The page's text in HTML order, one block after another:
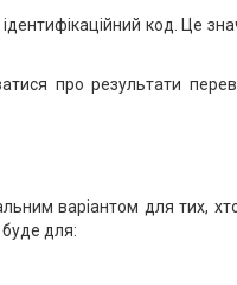
код. Це
про результати
варіантом для тих,
буде для: